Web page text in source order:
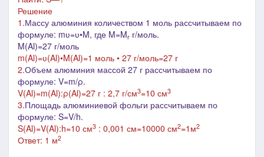
Решение
1.Массу алюминия количеством 1 моль рассчитываем по
формуле: mʋ=ʋ•M, где M=Mr г/моль.
M(Al)=27 г/моль
m(Al)=ʋ(Al)•M(Al)=1 моль • 27 г/моль=27 г
2.Объем алюминия массой 27 г рассчитываем по
формуле: V=m/ρ.
V(Al)=m(Al):ρ(Al)=27 г : 2,7 г/см3=10 см3
3.Площадь алюминиевой фольги рассчитываем по
формуле: S=V/h.
S(Al)=V(Al):h=10 см3 : 0,001 см=10000 см2=1м2
Ответ: 1 м2